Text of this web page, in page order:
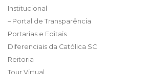
Institucional
– Portal de Transparência
Portarias e Editais
Diferenciais da Católica SC
Reitoria
Tour Virtual